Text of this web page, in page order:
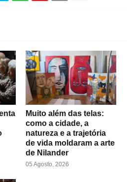
Muito além das telas:
como a cidade, a
natureza e a trajetória
de vida moldaram a arte
de Nilander
05 Agosto, 2026